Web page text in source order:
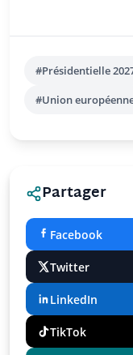
#Présidentielle
#Union
Partager
Facebook
Twitter
LinkedIn
TikTok